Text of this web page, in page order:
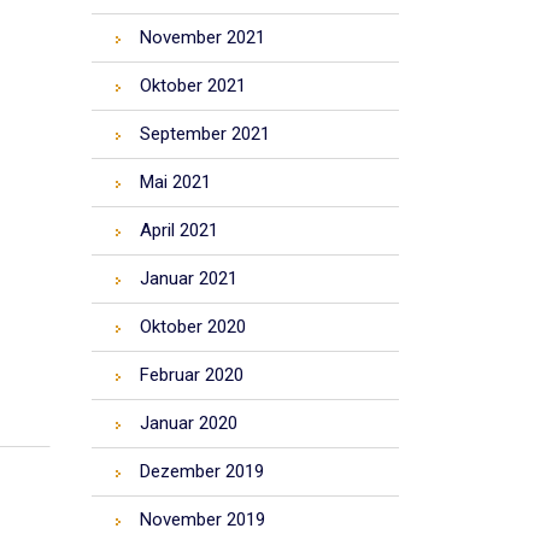
November 2021
Oktober 2021
September 2021
Mai 2021
April 2021
Januar 2021
Oktober 2020
Februar 2020
Januar 2020
Dezember 2019
November 2019